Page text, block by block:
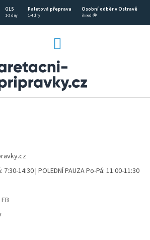
GLS Paletová přeprava Osobní odběr v Ostravě
1-2 dny 1-4 dny ihned 🤩
7:30-14:30 | POLEDNÍ PAUZA Po-Pá: 11:00-11:30